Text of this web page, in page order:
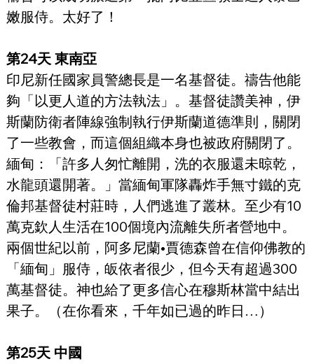
嫩服侍。太好了！
第24天 東南亞
印尼新任國家員警總長是一名基督徒。禱告他能
夠「以更人道的方法執法」。基督徒讚美神，伊
斯蘭防衛者陣線強制執行伊斯蘭道德準則，關閉
了一些教會，而這個組織本身也被政府關閉了。
緬甸：「許多人匆忙離開，洗的衣服還未晾乾，
水龍頭還開著。」當緬甸軍隊轟炸手無寸鐵的克
倫邦基督徒村莊時，人們逃進了叢林。至少有10
萬克欽人生活在100個境內流離失所者營地中。
兩個世紀以前，阿多尼蘭•賈德森曾在信仰佛教的
「緬甸」服侍，皈依者很少，但今天有超過300
萬基督徒。神也給了更多信心在穆斯林當中結出
果子。（在你看來，千年如已過的昨日…）
第25天 中國